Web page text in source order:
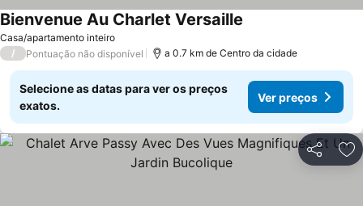
Casa/apartamento inteiro
Bienvenue Au Charlet Versaille
/ Pontuação não disponível a 0.7 km de Centro da cidade
Selecione as datas para ver os preços
exatos.
Ver preços
Partilhar